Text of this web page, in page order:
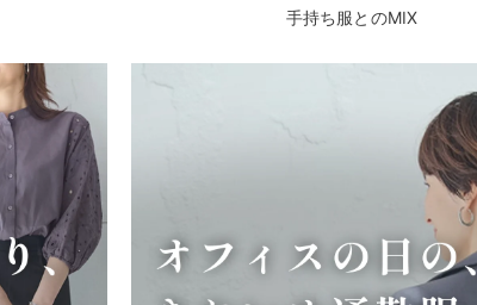
手持ち服とのMIX